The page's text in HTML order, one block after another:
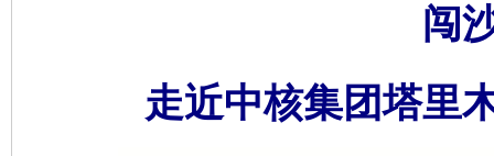
闯
走近中核集团塔里